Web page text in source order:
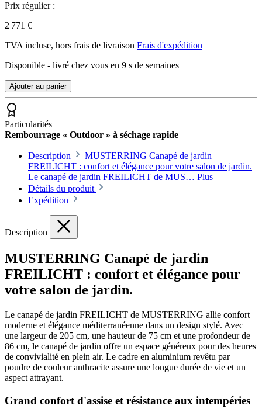
Prix régulier :
2 771 €
TVA incluse, hors frais de livraison Frais d'expédition
Disponible - livré chez vous en 9 s de semaines
Ajouter au panier
Particularités
Rembourrage « Outdoor » à séchage rapide
Description
MUSTERRING Canapé de jardin
FREILICHT : confort et élégance pour votre salon de jardin.
Le canapé de jardin FREILICHT de MUS… Plus
Détails du produit
Expédition
Description
MUSTERRING Canapé de jardin
FREILICHT : confort et élégance pour
votre salon de jardin.
Le canapé de jardin FREILICHT de MUSTERRING allie confort
moderne et élégance méditerranéenne dans un design stylé. Avec
une largeur de 205 cm, une hauteur de 75 cm et une profondeur de
86 cm, le canapé de jardin offre un espace généreux pour des heures
de convivialité en plein air. Le cadre en aluminium revêtu par
poudre de couleur anthracite assure une longue durée de vie et un
aspect attrayant.
Grand confort d'assise et résistance aux intempéries